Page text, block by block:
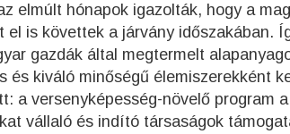
elmúlt hónapok igazolták, hogy a
is követtek a járvány időszakában.
gazdák által megtermelt
és kiváló minőségű élemiszerekként
versenyképesség-növelő program a
vállaló és indító társaságok